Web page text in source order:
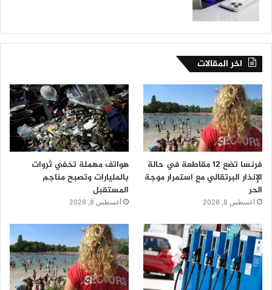
اخر المقالات
فرنسا تضع 12 مقاطعة في حالة
الإنذار البرتقالي مع استمرار موجة
الحر
أغسطس 8, 2026
هواتف مهملة تخفي ثروات
بالمليارات وتصبح مناجم
المستقبل
أغسطس 8, 2026